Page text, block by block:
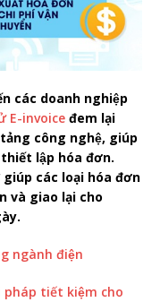
các doanh nghiệp
E-invoice đem lại
công nghệ, giúp
lập hóa đơn.
các loại hóa đơn
và giao lại cho
ngành điện
pháp tiết kiệm cho